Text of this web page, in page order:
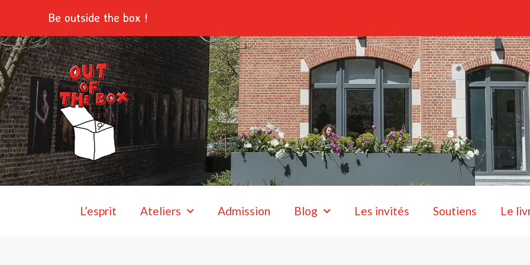
contenu
Be outside the box !
L’esprit Ateliers Admission Blog Les invités Soutiens Le